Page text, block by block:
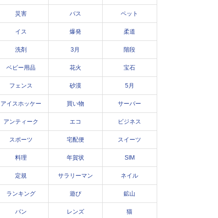
災害 バス ペット
イス 爆発 柔道
洗剤 3月 階段
ベビー用品 花火 宝石
フェンス 砂漠 5月
アイスホッケー 買い物 サーバー
アンティーク エコ ビジネス
スポーツ 宅配便 スイーツ
料理 年賀状 SIM
定規 サラリーマン ネイル
ランキング 遊び 鉱山
パン レンズ 猫